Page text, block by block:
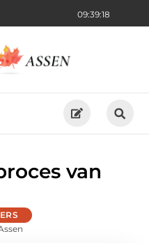
09:39:18
van